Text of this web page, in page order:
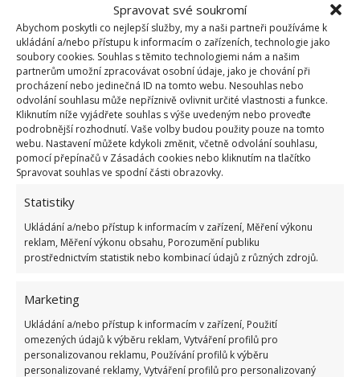
Spravovat své soukromí
Abychom poskytli co nejlepší služby, my a naši partneři používáme k
ukládání a/nebo přístupu k informacím o zařízeních, technologie jako
soubory cookies. Souhlas s těmito technologiemi nám a našim
partnerům umožní zpracovávat osobní údaje, jako je chování při
procházení nebo jedinečná ID na tomto webu. Nesouhlas nebo
odvolání souhlasu může nepříznivě ovlivnit určité vlastnosti a funkce.
Kliknutím níže vyjádřete souhlas s výše uvedeným nebo proveďte
podrobnější rozhodnutí. Vaše volby budou použity pouze na tomto
webu. Nastavení můžete kdykoli změnit, včetně odvolání souhlasu,
pomocí přepínačů v Zásadách cookies nebo kliknutím na tlačítko
Spravovat souhlas ve spodní části obrazovky.
Statistiky
Ukládání a/nebo přístup k informacím v zařízení, Měření výkonu
reklam, Měření výkonu obsahu, Porozumění publiku
prostřednictvím statistik nebo kombinací údajů z různých zdrojů.
Marketing
Ukládání a/nebo přístup k informacím v zařízení, Použití
omezených údajů k výběru reklam, Vytváření profilů pro
personalizovanou reklamu, Používání profilů k výběru
personalizované reklamy, Vytváření profilů pro personalizovaný
Fotografie: Pixabay
Česnek můžete i zamrazit
Pokud česnek necháte zamrazit, maximálně tím
jakoukoliv z jeho výhod. Přebytečný oloupaný česnek
jednoduše od sebe oddělte a rozložte vedle sebe na
tác přikrytý pečicím papírem.Poté česnek přikryjte
chcete ještě více usnadnit práci, můžete do formiček
na led jednotlivé stroužky česneku rozmačkat a
následně z mrazáku vytahovat jen takové množství,
které budete potřebovat.